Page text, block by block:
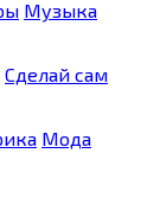
Музыка
Сделай сам
Мода